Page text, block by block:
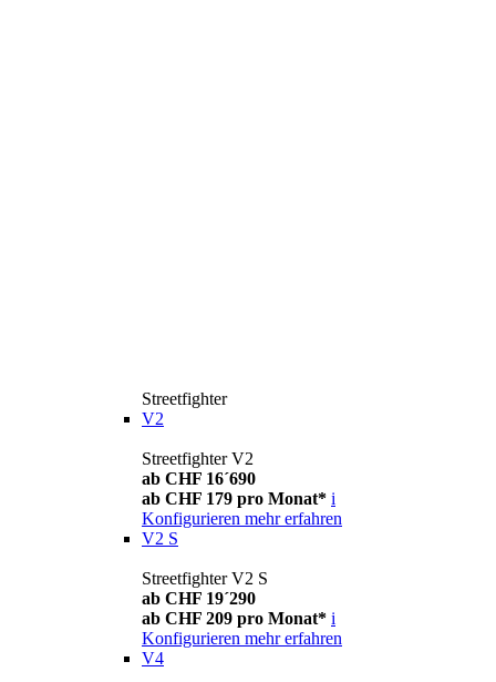
Streetfighter
V2
Streetfighter V2
ab CHF 16´690
ab CHF 179 pro Monat* i
Konfigurieren mehr erfahren
V2 S
Streetfighter V2 S
ab CHF 19´290
ab CHF 209 pro Monat* i
Konfigurieren mehr erfahren
V4